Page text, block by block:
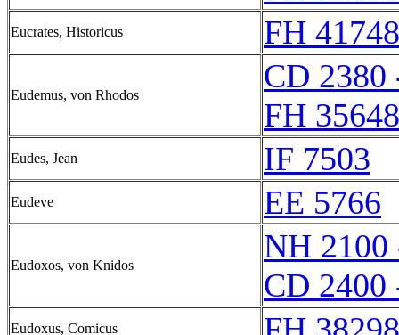
Eucrates, Historicus FH
Eudemus, von Rhodos
CD 2380
FH
Eudes, Jean IF 7503
Eudeve EE 5766
Eudoxos, von Knidos
NH
CD 2400
Eudoxus, Comicus